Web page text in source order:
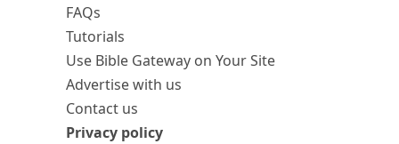
FAQs
Tutorials
Use Bible Gateway on Your Site
Advertise with us
Contact us
Privacy policy